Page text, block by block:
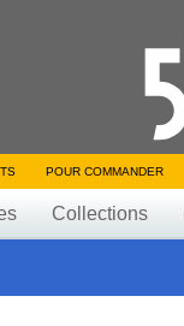
POUR COMMANDER
Collections